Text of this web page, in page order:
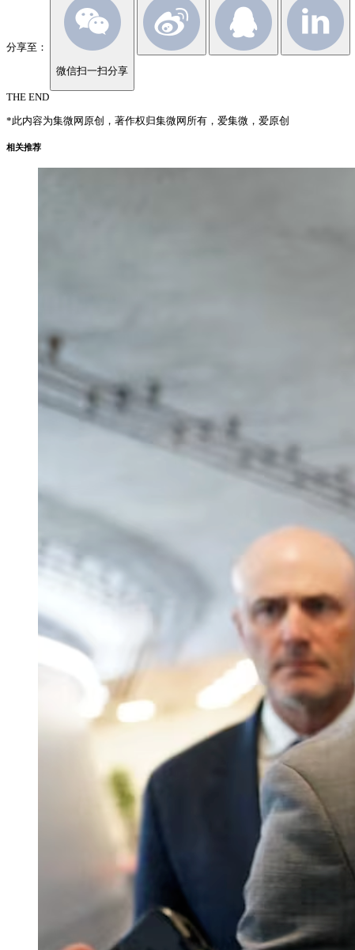
分享至：
微信扫一扫分享
THE END
*此内容为集微网原创，著作权归集微网所有，爱集微，爱原创
相关推荐